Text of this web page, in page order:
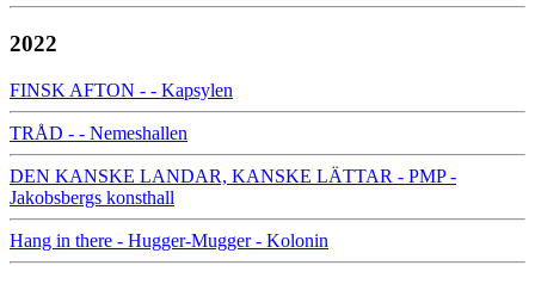
2022
FINSK AFTON - - Kapsylen
TRÅD - - Nemeshallen
DEN KANSKE LANDAR, KANSKE LÄTTAR - PMP -
Jakobsbergs konsthall
Hang in there - Hugger-Mugger - Kolonin